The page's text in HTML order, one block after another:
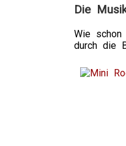
Die
Wie
durch die